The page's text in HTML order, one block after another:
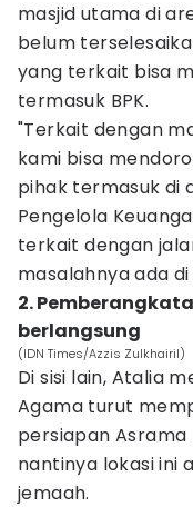
masjid utama di
belum
yang terkait bisa
termasuk BPK.
"Terkait dengan
kami bisa
pihak termasuk di
Pengelola
terkait dengan
masalahnya ada
2.
berlangsung
(IDN Times/Azzis Zulkhairil)
Di sisi lain, Atalia
Agama turut
persiapan Asrama
nantinya lokasi ini
jemaah.